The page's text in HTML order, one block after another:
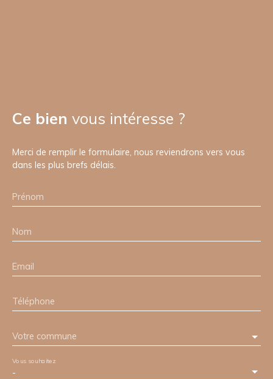
Ce bien vous intéresse ?
Merci de remplir le formulaire, nous reviendrons vers vous
dans les plus brefs délais.
Prénom
Nom
Email
Téléphone
Votre commune
-
Vous souhaitez